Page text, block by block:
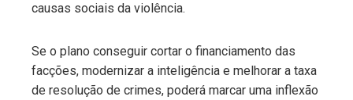
causas sociais da violência.
Se o plano conseguir cortar o financiamento das
facções, modernizar a inteligência e melhorar a taxa
de resolução de crimes, poderá marcar uma inflexão